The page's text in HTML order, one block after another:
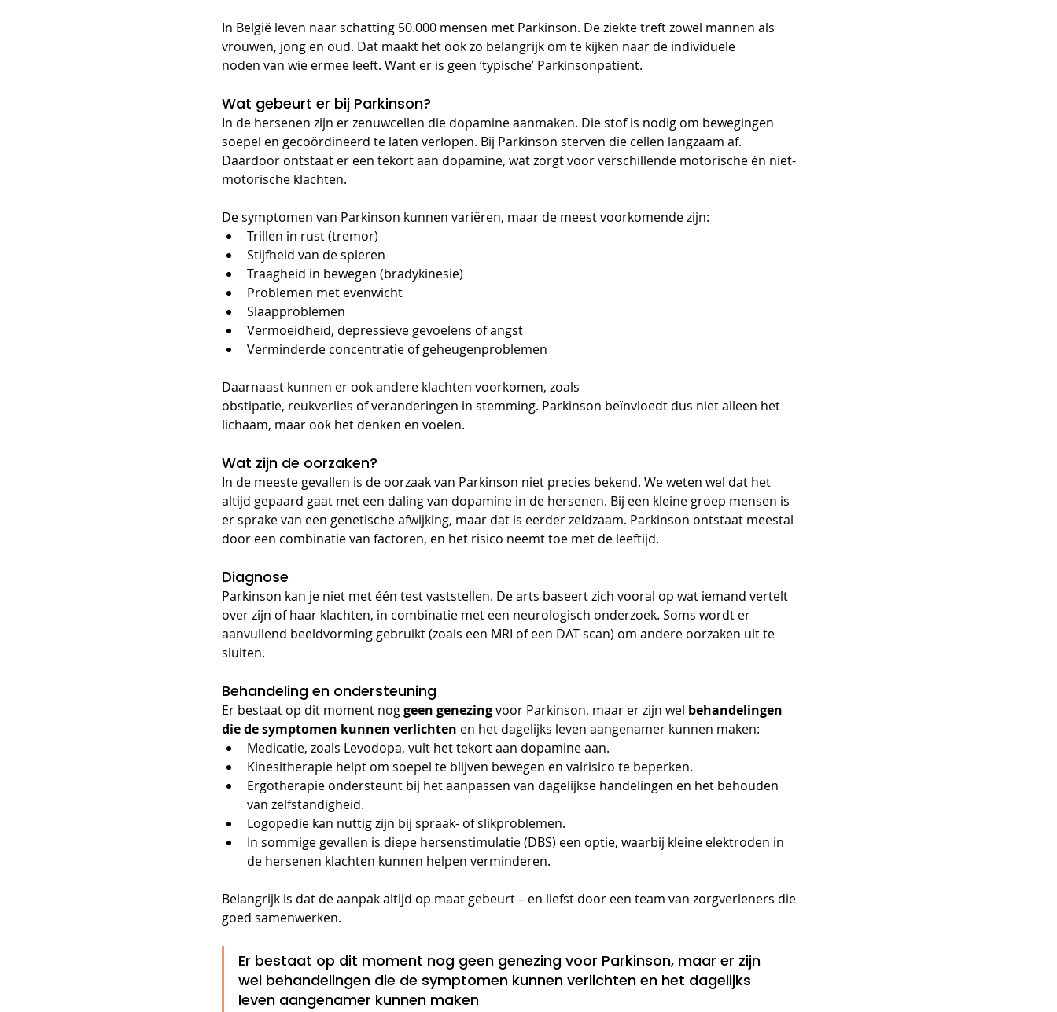
In België leven naar schatting 50.000 mensen met Parkinson. De ziekte treft zowel mannen als
vrouwen, jong en oud. Dat maakt het ook zo belangrijk om te kijken naar de individuele
noden van wie ermee leeft. Want er is geen ‘typische’ Parkinsonpatiënt.
Wat gebeurt er bij Parkinson?
In de hersenen zijn er zenuwcellen die dopamine aanmaken. Die stof is nodig om bewegingen
soepel en gecoördineerd te laten verlopen. Bij Parkinson sterven die cellen langzaam af.
Daardoor ontstaat er een tekort aan dopamine, wat zorgt voor verschillende motorische én niet-
motorische klachten.
De symptomen van Parkinson kunnen variëren, maar de meest voorkomende zijn:
Trillen in rust (tremor)
Stijfheid van de spieren
Traagheid in bewegen (bradykinesie)
Problemen met evenwicht
Slaapproblemen
Vermoeidheid, depressieve gevoelens of angst
Verminderde concentratie of geheugenproblemen
Daarnaast kunnen er ook andere klachten voorkomen, zoals
obstipatie, reukverlies of veranderingen in stemming. Parkinson beïnvloedt dus niet alleen het
lichaam, maar ook het denken en voelen.
Wat zijn de oorzaken?
In de meeste gevallen is de oorzaak van Parkinson niet precies bekend. We weten wel dat het
altijd gepaard gaat met een daling van dopamine in de hersenen. Bij een kleine groep mensen is
er sprake van een genetische afwijking, maar dat is eerder zeldzaam. Parkinson ontstaat meestal
door een combinatie van factoren, en het risico neemt toe met de leeftijd.
Diagnose
Parkinson kan je niet met één test vaststellen. De arts baseert zich vooral op wat iemand vertelt
over zijn of haar klachten, in combinatie met een neurologisch onderzoek. Soms wordt er
aanvullend beeldvorming gebruikt (zoals een MRI of een DAT-scan) om andere oorzaken uit te
sluiten.
Behandeling en ondersteuning
Er bestaat op dit moment nog geen genezing voor Parkinson, maar er zijn wel behandelingen
die de symptomen kunnen verlichten en het dagelijks leven aangenamer kunnen maken:
Medicatie, zoals Levodopa, vult het tekort aan dopamine aan.
Kinesitherapie helpt om soepel te blijven bewegen en valrisico te beperken.
Ergotherapie ondersteunt bij het aanpassen van dagelijkse handelingen en het behouden
van zelfstandigheid.
Logopedie kan nuttig zijn bij spraak- of slikproblemen.
In sommige gevallen is diepe hersenstimulatie (DBS) een optie, waarbij kleine elektroden in
de hersenen klachten kunnen helpen verminderen.
Belangrijk is dat de aanpak altijd op maat gebeurt – en liefst door een team van zorgverleners die
goed samenwerken.
Er bestaat op dit moment nog geen genezing voor Parkinson, maar er zijn
wel behandelingen die de symptomen kunnen verlichten en het dagelijks
leven aangenamer kunnen maken